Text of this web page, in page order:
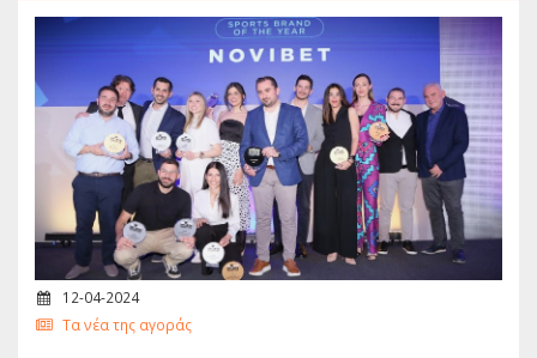
12-04-2024
Τα νέα της αγοράς